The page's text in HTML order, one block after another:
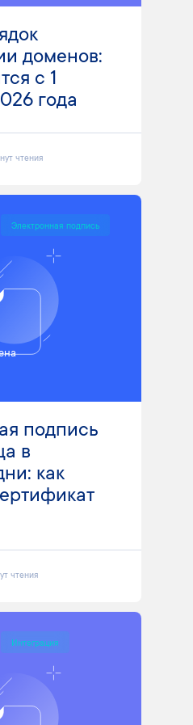
доменов:
с 1
года
чтения
Электронная подпись
подпись
в
как
чтения
Интеграция